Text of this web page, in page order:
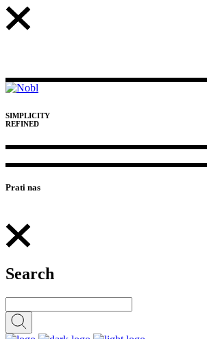
SIMPLICITY
REFINED
Prati nas
Search